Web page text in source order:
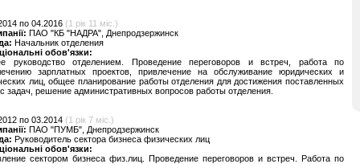
по 04.2016 (1 рік 11 міс.)
ПАО "КБ "НАДРА", Днепродзержинск
Начальник отделения
обов'язки:
руководство отделением. Проведение переговоров и встреч, работа по
зарплатных проектов, привлечение на обслуживание юридических и
лиц, общее планирование работы отделения для достижения поставленных
задач, решение административных вопросов работы отделения.
по 03.2014 (1 рік 7 міс.)
ПАО "ПУМБ", Днепродзержинск
Руководитель сектора бизнеса физических лиц
обов'язки:
сектором бизнеса физ.лиц. Проведение переговоров и встреч. Работа по